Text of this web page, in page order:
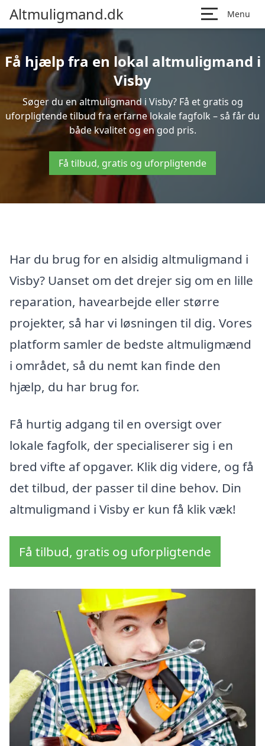
Altmuligmand.dk Menu
Få hjælp fra en lokal altmuligmand i
Visby
Søger du en altmuligmand i Visby? Få et gratis og
uforpligtende tilbud fra erfarne lokale fagfolk – så får du
både kvalitet og en god pris.
Få tilbud, gratis og uforpligtende
Har du brug for en alsidig altmuligmand i
Visby? Uanset om det drejer sig om en lille
reparation, havearbejde eller større
projekter, så har vi løsningen til dig. Vores
platform samler de bedste altmuligmænd
i området, så du nemt kan finde den
hjælp, du har brug for.
Få hurtig adgang til en oversigt over
lokale fagfolk, der specialiserer sig i en
bred vifte af opgaver. Klik dig videre, og få
det tilbud, der passer til dine behov. Din
altmuligmand i Visby er kun få klik væk!
Få tilbud, gratis og uforpligtende